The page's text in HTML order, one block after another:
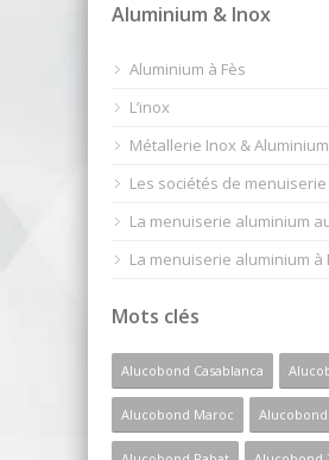
Aluminium & Inox
Aluminium à Fès
L’inox
Métallerie Inox & Aluminium
Les sociétés de
La menuiserie aluminium
La menuiserie aluminium à
Mots clés
Alucobond Casablanca
Alucobond Maroc